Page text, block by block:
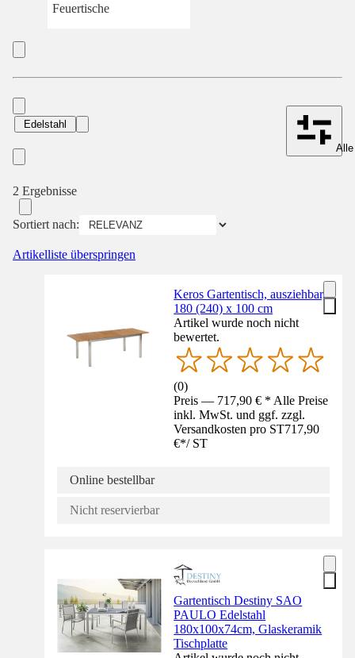
Feuertische
Edelstahl
2 Ergebnisse
Sortiert nach:
Artikelliste überspringen
Keros Gartentisch, ausziehbar,
180 (240) x 100 cm
Artikel wurde noch nicht
bewertet.
(0)
Preis — 717,90 € * Alle Preise
inkl. MwSt. und ggf. zzgl.
Versandkosten pro ST717,90
€*/ ST
Online bestellbar
Nicht reservierbar
Gartentisch Destiny SAO
PAULO Edelstahl
180x100x74cm, Glaskeramik
Tischplatte